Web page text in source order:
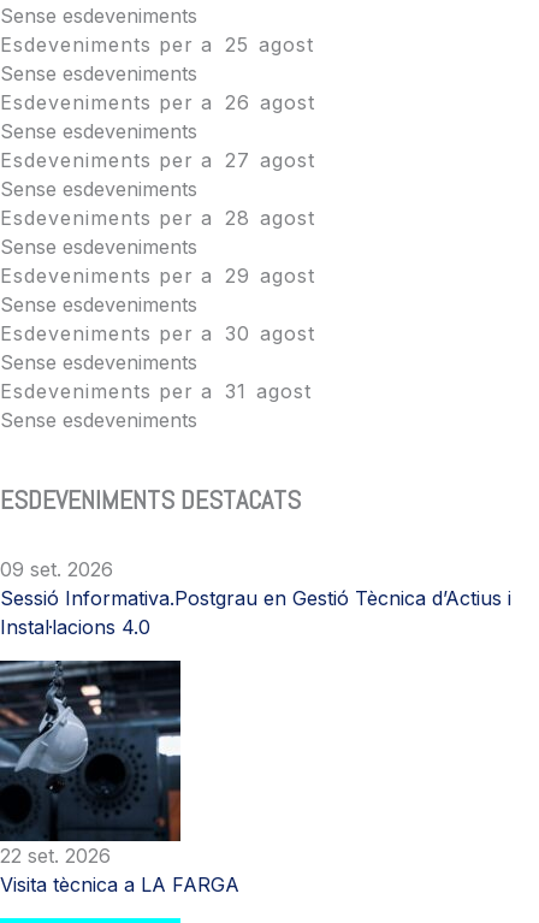
Sense esdeveniments
Esdeveniments per a
25 agost
Sense esdeveniments
Esdeveniments per a
26 agost
Sense esdeveniments
Esdeveniments per a
27 agost
Sense esdeveniments
Esdeveniments per a
28 agost
Sense esdeveniments
Esdeveniments per a
29 agost
Sense esdeveniments
Esdeveniments per a 30 agost
Sense esdeveniments
Esdeveniments per a 31 agost
Sense esdeveniments
ESDEVENIMENTS DESTACATS
09 set. 2026
Sessió Informativa.Postgrau en Gestió Tècnica d’Actius i
Instal·lacions 4.0
22 set. 2026
Visita tècnica a LA FARGA